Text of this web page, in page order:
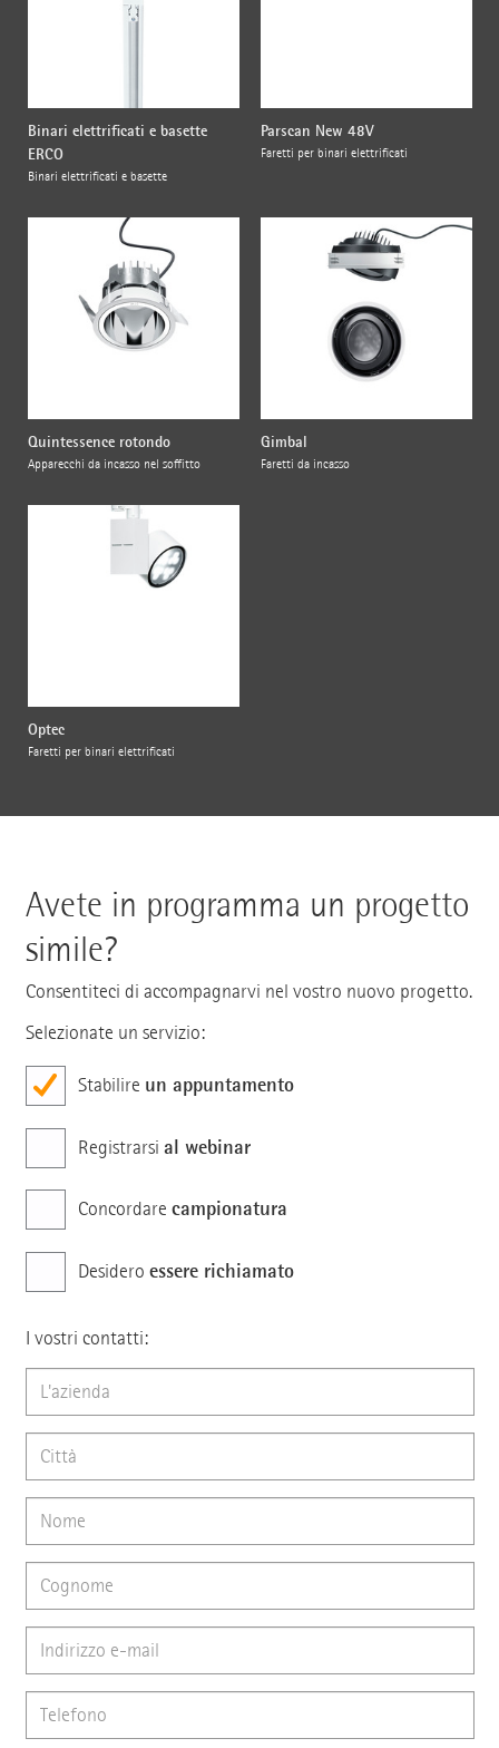
Binari elettrificati e basette
ERCO
Binari elettrificati e basette
Parscan New 48V
Faretti per binari elettrificati
Quintessence rotondo
Apparecchi da incasso nel soffitto
Gimbal
Faretti da incasso
Optec
Faretti per binari elettrificati
Avete in programma un progetto
simile?
Consentiteci di accompagnarvi nel vostro nuovo progetto.
Selezionate un servizio:
Stabilire un appuntamento
Registrarsi al webinar
Concordare campionatura
Desidero essere richiamato
I vostri contatti: